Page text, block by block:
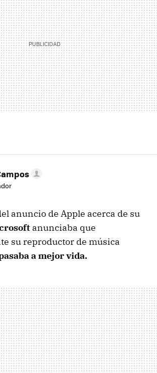
anuncio de Apple acerca de su
anunciaba que
su reproductor de música
a mejor vida.